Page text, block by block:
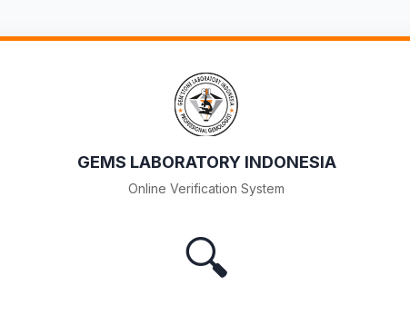
GEMS LABORATORY INDONESIA
Online Verification System
🔍